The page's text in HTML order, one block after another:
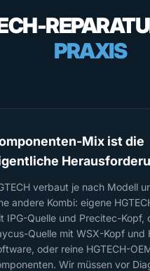
PRAXIS
Mix ist die
verbaut je nach Modell
andere Kombi: eigene
IPG-Quelle und Precitec-Kopf,
Quelle mit WSX-Kopf und
oder reine HGTECH-
Wir müssen vor